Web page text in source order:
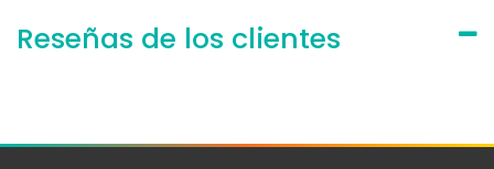
Reseñas de los clientes